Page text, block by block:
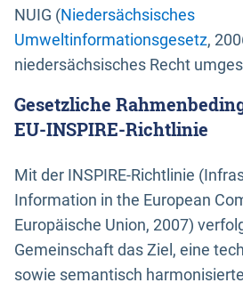
NUIG (Niedersächsisches
Umweltinformationsgesetz,
niedersächsisches Recht
Gesetzliche
EU-INSPIRE-Richtlinie
Mit der INSPIRE-Richtlinie
Information in the European
Europäische Union, 2007)
Gemeinschaft das Ziel, eine
sowie semantisch